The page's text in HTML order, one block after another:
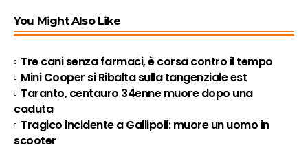
You Might Also Like
Tre cani senza farmaci, è corsa contro il tempo
Mini Cooper si Ribalta sulla tangenziale est
Taranto, centauro 34enne muore dopo una
caduta
Tragico incidente a Gallipoli: muore un uomo in
scooter